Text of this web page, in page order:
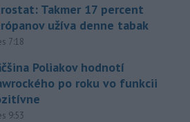
Takmer 17 percent
užíva denne tabak
7:18
Poliakov hodnotí
po roku vo funkcii
9:53